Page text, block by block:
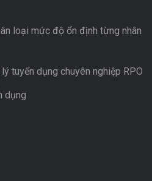
loại mức độ ổn định từng nhân
tuyển dụng chuyên nghiệp RPO
dụng